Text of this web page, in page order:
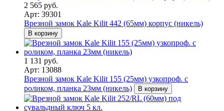
2 565 руб.
Арт: 39301
Врезной замок Kale Kilit 442 (65мм) корпус (никель)
В корзину
1 131 руб.
Арт: 13088
Врезной замок Kale Kilit 155 (25мм) узкопроф. с
роликом, планка 23мм (никель)
В корзину